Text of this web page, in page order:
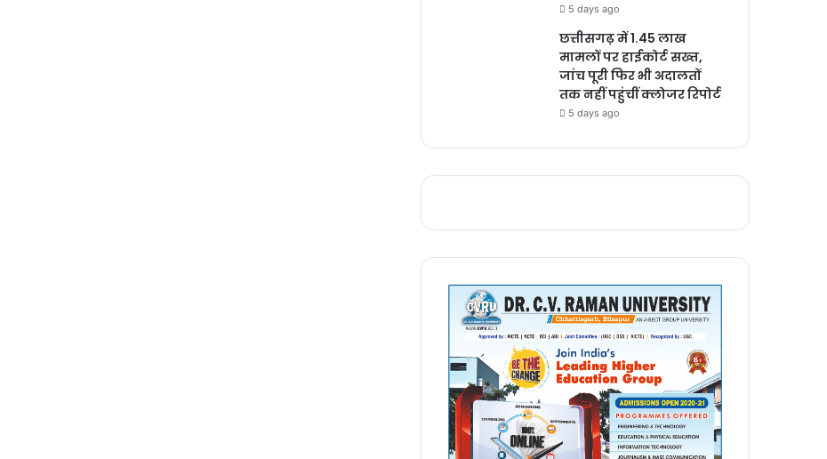
5 days ago
छत्तीसगढ़ में 1.45 लाख
मामलों पर हाईकोर्ट सख्त,
जांच पूरी फिर भी अदालतों
तक नहीं पहुंचीं क्लोजर रिपोर्ट
5 days ago